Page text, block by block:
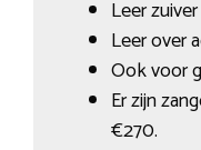
Leer
Leer over
Ook voor
Er zijn
€270.